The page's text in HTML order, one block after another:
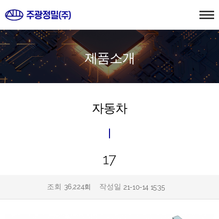
제품소개
자동차
17
조회 36,224회 작성일 21-10-14 15:35